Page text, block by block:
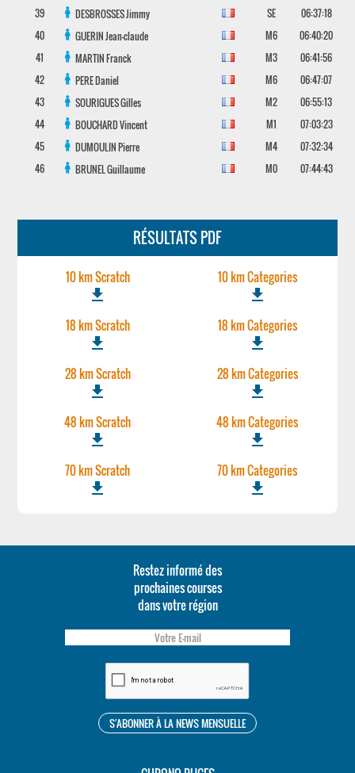
39
DESBROSSESJimmy SE
06:37:18
40
GUERINJean-claude M6
06:40:20
41
MARTINFranck M3
06:41:56
42
PEREDaniel M6
06:47:07
43
SOURIGUESGilles M2
06:55:13
44
BOUCHARDVincent M1
07:03:23
45
DUMOULINPierre M4
07:32:34
46
BRUNELGuillaume M0 07:44:43
RÉSULTATS PDF
10 km Scratch
file_download
10 km Categories
file_download
18 km Scratch
file_download
18 km Categories
file_download
28 km Scratch
file_download
28 km Categories
file_download
48 km Scratch
file_download
48 km Categories
file_download
70 km Scratch
file_download
70 km Categories
file_download
Restez informé des
prochaines courses
dans votre région